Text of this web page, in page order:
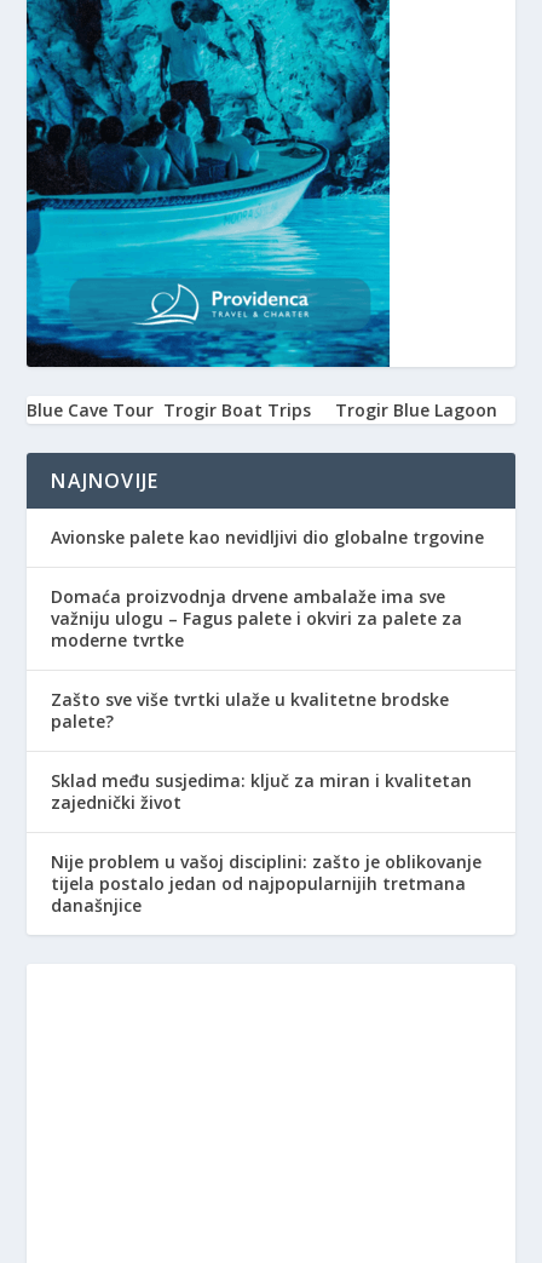
Blue Cave Tour Trogir Boat Trips Trogir Blue Lagoon
NAJNOVIJE
Avionske palete kao nevidljivi dio globalne trgovine
Domaća proizvodnja drvene ambalaže ima sve
važniju ulogu – Fagus palete i okviri za palete za
moderne tvrtke
Zašto sve više tvrtki ulaže u kvalitetne brodske
palete?
Sklad među susjedima: ključ za miran i kvalitetan
zajednički život
Nije problem u vašoj disciplini: zašto je oblikovanje
tijela postalo jedan od najpopularnijih tretmana
današnjice